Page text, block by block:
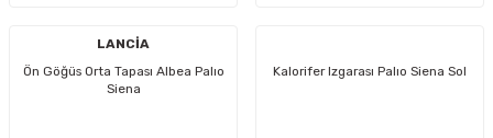
LANCİA
Ön Göğüs Orta Tapası Albea Palıo
Siena
Kalorifer Izgarası Palıo Siena Sol